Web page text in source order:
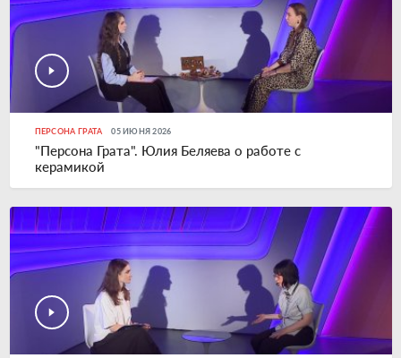
ПЕРСОНА ГРАТА 05 ИЮНЯ 2026
"Персона Грата". Юлия Беляева о работе с
керамикой